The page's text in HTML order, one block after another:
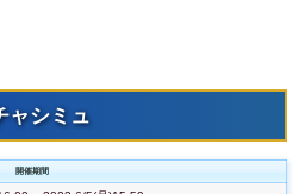
ャシミュ
開催期間